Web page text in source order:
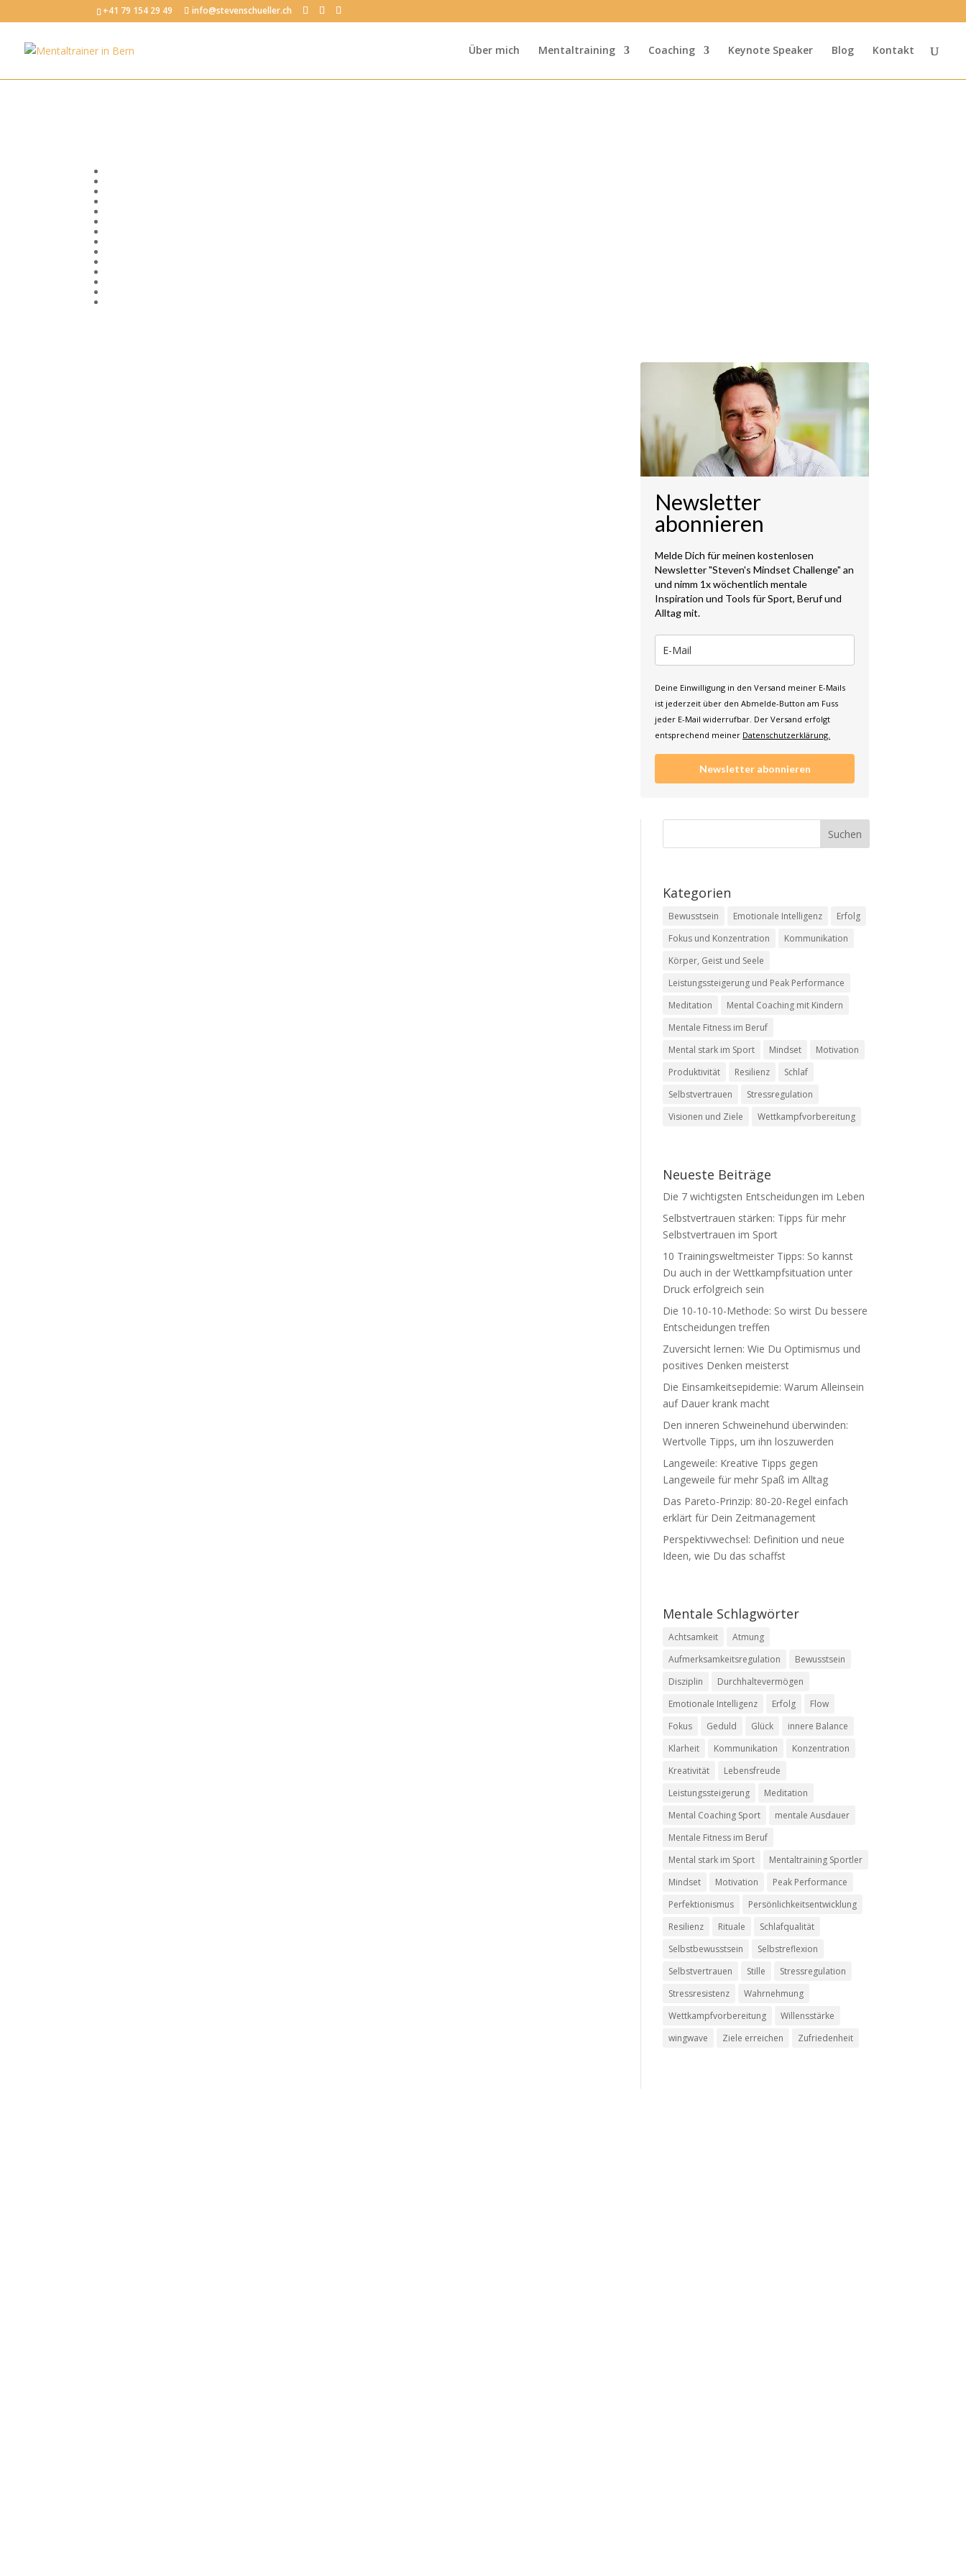
+41 79 154 29 49 info@stevenschueller.ch
Über mich Mentaltraining Coaching Keynote Speaker Blog Kontakt
Newsletter
abonnieren
Melde Dich für meinen kostenlosen
Newsletter "Steven's Mindset Challenge" an
und nimm 1x wöchentlich mentale
Inspiration und Tools für Sport, Beruf und
Alltag mit.
Deine Einwilligung in den Versand meiner E-Mails
ist jederzeit über den Abmelde-Button am Fuss
jeder E-Mail widerrufbar. Der Versand erfolgt
entsprechend meiner Datenschutzerklärung.
Newsletter abonnieren
Kategorien
Bewusstsein Emotionale Intelligenz
Erfolg
Fokus und Konzentration
Kommunikation
Körper, Geist und Seele
Leistungssteigerung und Peak Performance
Meditation
Mental Coaching mit Kindern
Mentale Fitness im Beruf
Mental stark im Sport
Mindset
Motivation
Produktivität
Resilienz
Schlaf
Selbstvertrauen
Stressregulation
Visionen und Ziele
Wettkampfvorbereitung
Neueste Beiträge
Die 7 wichtigsten Entscheidungen im Leben
Selbstvertrauen stärken: Tipps für mehr
Selbstvertrauen im Sport
10 Trainingsweltmeister Tipps: So kannst
Du auch in der Wettkampfsituation unter
Druck erfolgreich sein
Die 10-10-10-Methode: So wirst Du bessere
Entscheidungen treffen
Zuversicht lernen: Wie Du Optimismus und
positives Denken meisterst
Die Einsamkeitsepidemie: Warum Alleinsein
auf Dauer krank macht
Den inneren Schweinehund überwinden:
Wertvolle Tipps, um ihn loszuwerden
Langeweile: Kreative Tipps gegen
Langeweile für mehr Spaß im Alltag
Das Pareto-Prinzip: 80-20-Regel einfach
erklärt für Dein Zeitmanagement
Perspektivwechsel: Definition und neue
Ideen, wie Du das schaffst
Mentale Schlagwörter
Achtsamkeit
Atmung
Aufmerksamkeitsregulation
Bewusstsein
Disziplin
Durchhaltevermögen
Emotionale Intelligenz
Erfolg
Flow
Fokus
Geduld Glück
innere Balance
Klarheit
Kommunikation
Konzentration
Kreativität
Lebensfreude
Leistungssteigerung
Meditation
Mental Coaching Sport
mentale Ausdauer
Mentale Fitness im Beruf
Mental stark im Sport
Mentaltraining Sportler
Mindset
Motivation
Peak Performance
Perfektionismus
Persönlichkeitsentwicklung
Resilienz
Rituale
Schlafqualität
Selbstbewusstsein
Selbstreflexion
Selbstvertrauen
Stille
Stressregulation
Stressresistenz
Wahrnehmung
Wettkampfvorbereitung
Willensstärke
wingwave
Ziele erreichen Zufriedenheit